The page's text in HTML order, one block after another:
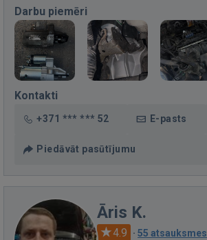
Darbu piemēri
Kontakti
+371 *** *** 52 E-pasts
Piedāvāt pasūtījumu
Āris K.
4.9 · 55 atsauksmes